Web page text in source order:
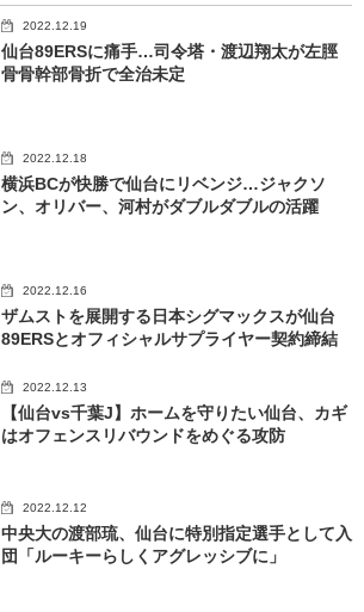
2022.12.19
仙台89ERSに痛手…司令塔・渡辺翔太が左脛
骨骨幹部骨折で全治未定
2022.12.18
横浜BCが快勝で仙台にリベンジ…ジャクソ
ン、オリバー、河村がダブルダブルの活躍
2022.12.16
ザムストを展開する日本シグマックスが仙台
89ERSとオフィシャルサプライヤー契約締結
2022.12.13
【仙台vs千葉J】ホームを守りたい仙台、カギ
はオフェンスリバウンドをめぐる攻防
2022.12.12
中央大の渡部琉、仙台に特別指定選手として入
団「ルーキーらしくアグレッシブに」